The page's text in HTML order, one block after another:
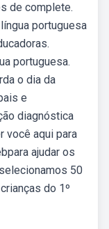
de complete.
portuguesa
portuguesa.
o dia da
e
diagnóstica
você aqui para
ajudar os
50
do 1º